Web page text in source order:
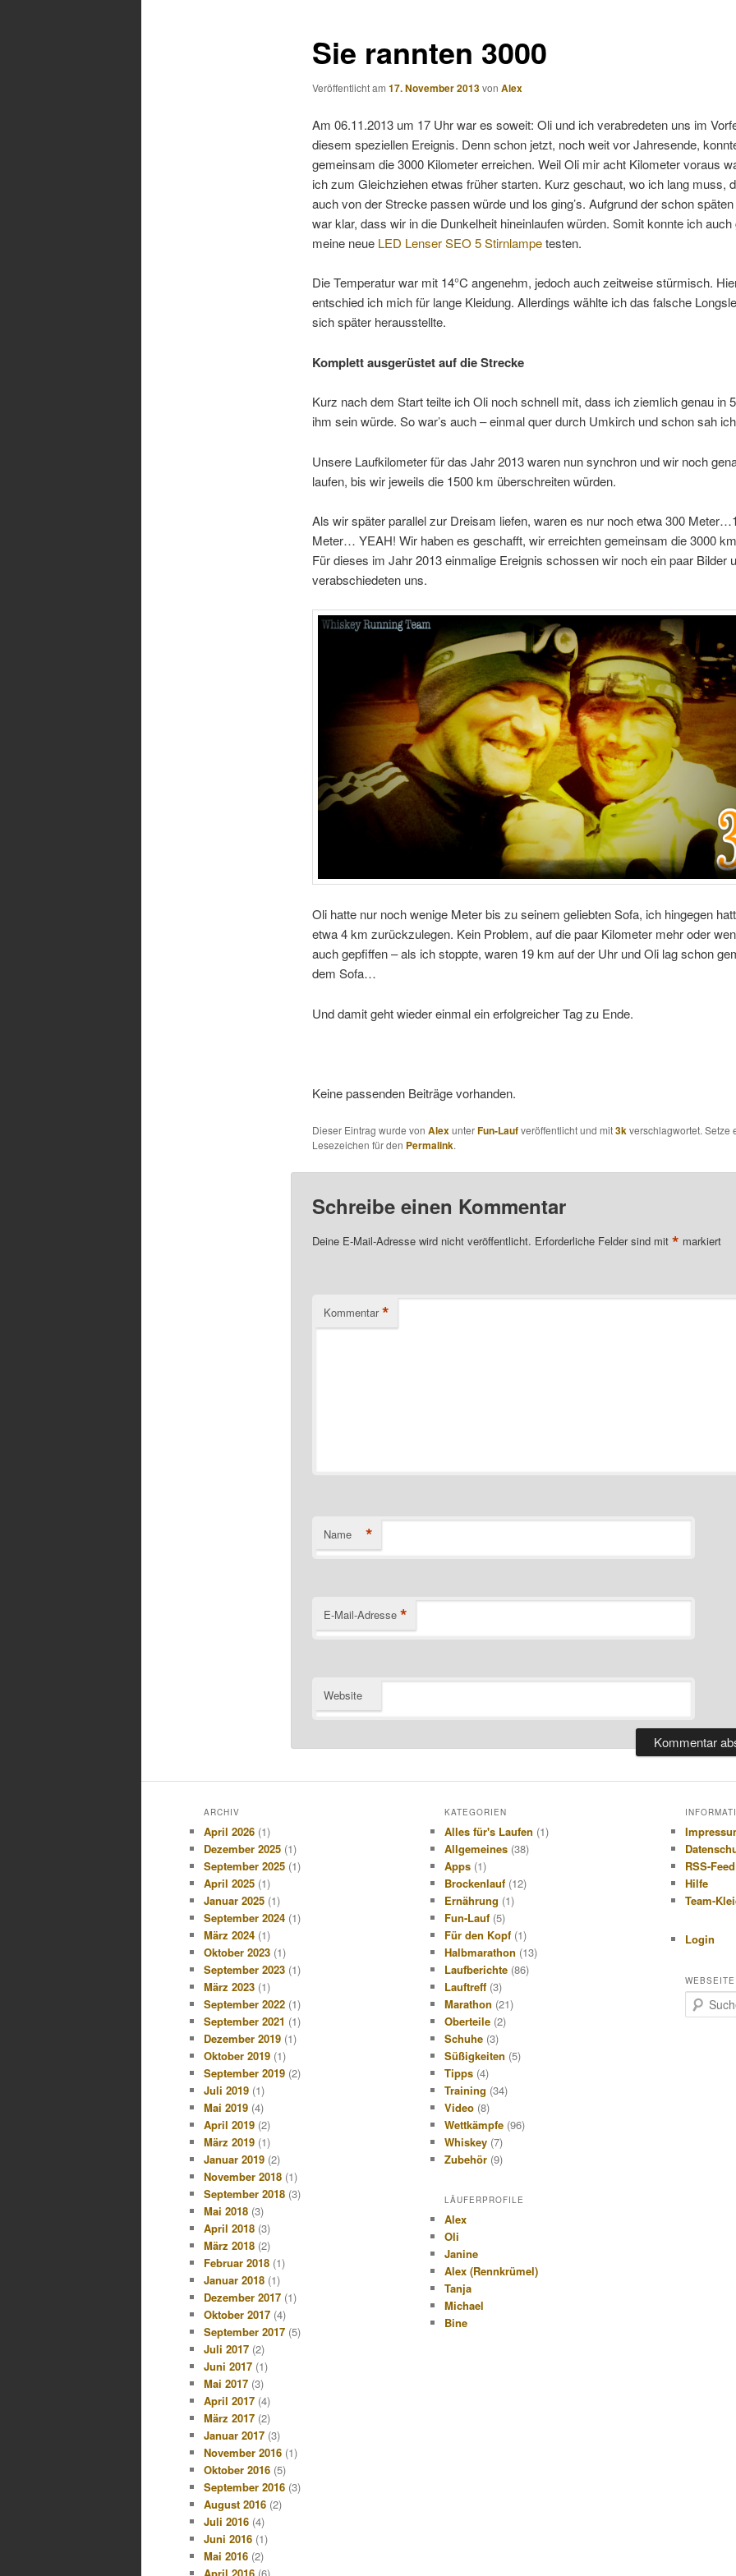
Sie rannten 3000
Veröffentlicht am 17. November 2013von Alex
Am 06.11.2013 um 17 Uhr war es soweit: Oli und ich verabredeten uns im
diesem speziellen Ereignis. Denn schon jetzt, noch weit vor Jahresende,
gemeinsam die 3000 Kilometer erreichen. Weil Oli mir acht Kilometer voraus
ich zum Gleichziehen etwas früher starten. Kurz geschaut, wo ich lang muss,
auch von der Strecke passen würde und los ging’s. Aufgrund der schon
war klar, dass wir in die Dunkelheit hineinlaufen würden. Somit konnte ich auch
meine neue LED Lenser SEO 5 Stirnlampetesten.
Die Temperatur war mit 14°C angenehm, jedoch auch zeitweise stürmisch.
entschied ich mich für lange Kleidung. Allerdings wählte ich das falsche
sich später herausstellte.
Komplett ausgerüstet auf die Strecke
Kurz nach dem Start teilte ich Oli noch schnell mit, dass ich ziemlich genau in
ihm sein würde. So war’s auch – einmal quer durch Umkirch und schon sah
Unsere Laufkilometer für das Jahr 2013 waren nun synchron und wir noch
laufen, bis wir jeweils die 1500 km überschreiten würden.
Als wir später parallel zur Dreisam liefen, waren es nur noch etwa 300
Meter… YEAH! Wir haben es geschafft, wir erreichten gemeinsam die 3000
Für dieses im Jahr 2013 einmalige Ereignis schossen wir noch ein paar Bilder
verabschiedeten uns.
Oli hatte nur noch wenige Meter bis zu seinem geliebten Sofa, ich hingegen
etwa 4 km zurückzulegen. Kein Problem, auf die paar Kilometer mehr oder
auch gepfiffen – als ich stoppte, waren 19 km auf der Uhr und Oli lag schon
dem Sofa…
Und damit geht wieder einmal ein erfolgreicher Tag zu Ende.
Keine passenden Beiträge vorhanden.
Dieser Eintrag wurde von AlexunterFun-Laufveröffentlicht und mit3kverschlagwortet. Setze
Lesezeichen für den Permalink.
Schreibe einen Kommentar
Deine E-Mail-Adresse wird nicht veröffentlicht. Erforderliche Felder sind mit * markiert
Kommentar *
Name *
E-Mail-Adresse *
Website
ARCHIV
April 2026 (1)
Dezember 2025 (1)
September 2025 (1)
April 2025 (1)
Januar 2025 (1)
September 2024 (1)
März 2024 (1)
Oktober 2023 (1)
September 2023 (1)
März 2023 (1)
September 2022 (1)
September 2021 (1)
Dezember 2019 (1)
Oktober 2019 (1)
September 2019 (2)
Juli 2019 (1)
Mai 2019 (4)
April 2019 (2)
März 2019 (1)
Januar 2019 (2)
November 2018 (1)
September 2018 (3)
Mai 2018 (3)
April 2018 (3)
März 2018 (2)
Februar 2018 (1)
Januar 2018 (1)
Dezember 2017 (1)
Oktober 2017 (4)
September 2017 (5)
Juli 2017 (2)
Juni 2017 (1)
Mai 2017 (3)
April 2017 (4)
März 2017 (2)
Januar 2017 (3)
November 2016 (1)
Oktober 2016 (5)
September 2016 (3)
August 2016 (2)
Juli 2016 (4)
Juni 2016 (1)
Mai 2016 (2)
KATEGORIEN
Alles für's Laufen (1)
Allgemeines(38)
Apps(1)
Brockenlauf(12)
Ernährung (1)
Fun-Lauf(5)
Für den Kopf(1)
Halbmarathon (13)
Laufberichte(86)
Lauftreff(3)
Marathon (21)
Oberteile(2)
Schuhe(3)
Süßigkeiten (5)
Tipps(4)
Training (34)
Video(8)
Wettkämpfe(96)
Whiskey(7)
Zubehör(9)
LÄUFERPROFILE
Alex
Oli
Janine
Alex (Rennkrümel)
Tanja
Michael
Bine
RSS-
Hilfe
Team-
Login
u